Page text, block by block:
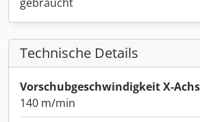
Technische Details
Vorschubgeschwindigkeit X-
140 m/min